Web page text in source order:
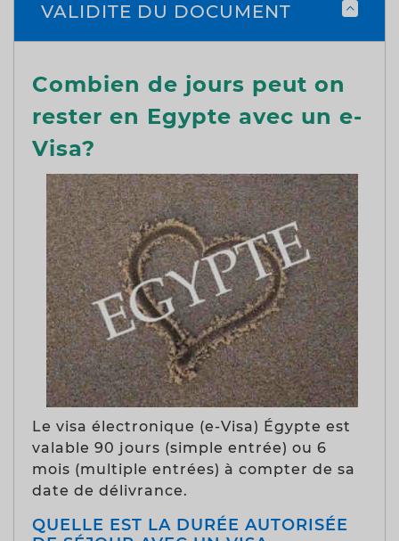
VALIDITE DU DOCUMENT
Combien de jours peut on
rester en Egypte avec un e-
Visa?
Le visa électronique (e-Visa) Égypte est
valable 90 jours (simple entrée) ou 6
mois (multiple entrées) à compter de sa
date de délivrance.
QUELLE EST LA DURÉE AUTORISÉE